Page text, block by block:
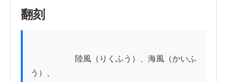
翻刻
う）、